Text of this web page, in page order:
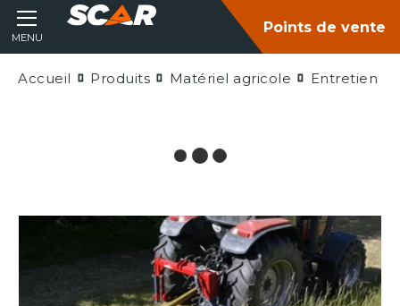
MENU
Points de vente
Accueil Produits Matériel agricole Entretien